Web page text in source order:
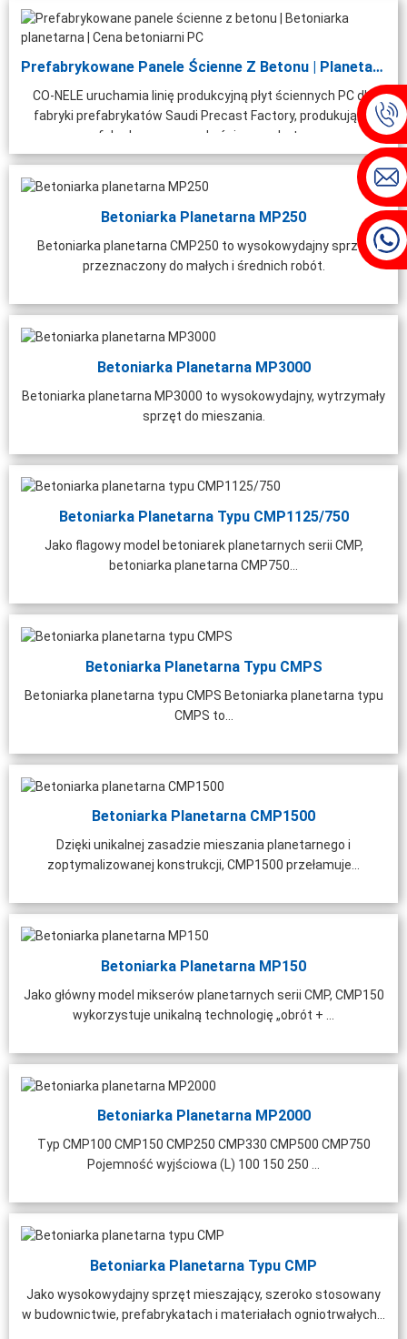
Prefabrykowane Panele Ścienne Z Betonu | Planetary Concre...
CO-NELE uruchamia linię produkcyjną płyt ściennych PC dla
fabryki prefabrykatów Saudi Precast Factory, produkującej
prefabrykowane panele ścienne z betonu...
Betoniarka Planetarna MP250
Betoniarka planetarna CMP250 to wysokowydajny sprzęt
przeznaczony do małych i średnich robót.
Betoniarka Planetarna MP3000
Betoniarka planetarna MP3000 to wysokowydajny, wytrzymały
sprzęt do mieszania.
Betoniarka Planetarna Typu CMP1125/750
Jako flagowy model betoniarek planetarnych serii CMP,
betoniarka planetarna CMP750...
Betoniarka Planetarna Typu CMPS
Betoniarka planetarna typu CMPS Betoniarka planetarna typu
CMPS to...
Betoniarka Planetarna CMP1500
Dzięki unikalnej zasadzie mieszania planetarnego i
zoptymalizowanej konstrukcji, CMP1500 przełamuje...
Betoniarka Planetarna MP150
Jako główny model mikserów planetarnych serii CMP, CMP150
wykorzystuje unikalną technologię „obrót + ...
Betoniarka Planetarna MP2000
Typ CMP100 CMP150 CMP250 CMP330 CMP500 CMP750
Pojemność wyjściowa (L) 100 150 250 ...
Betoniarka Planetarna Typu CMP
Jako wysokowydajny sprzęt mieszający, szeroko stosowany
w budownictwie, prefabrykatach i materiałach ogniotrwałych...